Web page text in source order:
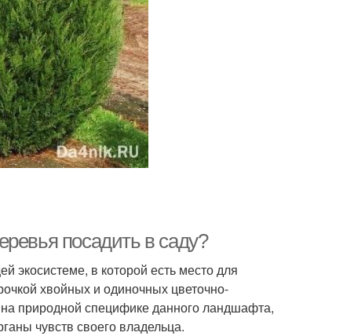
посадить в саду?
в которой есть место для
хвойных и одиночных цветочно-
природной специфике данного ландшафта,
чувств своего владельца.